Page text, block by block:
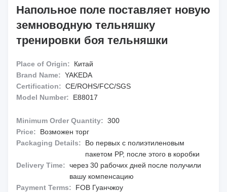
Напольное поле поставляет новую
земноводную тельняшку
тренировки боя тельняшки
Place of Origin:
Китай
Brand Name: YAKEDA
Certification: CE/ROHS/FCC/SGS
Model Number:
E88017
Minimum Order Quantity: 300
Price:
Возможен торг
Packaging Details:
Во первых с полиэтиленовым
пакетом PP, после этого в коробки
Delivery Time: через 30 рабочих дней после получили
вашу компенсацию
Payment Terms:
FOB Гуанчжоу